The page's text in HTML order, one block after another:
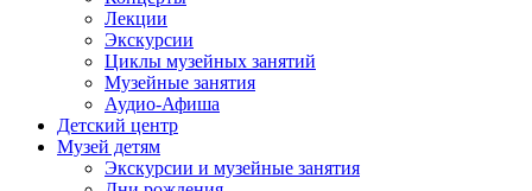
Лекции
Экскурсии
Циклы музейных занятий
Музейные занятия
Аудио-Афиша
Детский центр
Музей детям
Экскурсии и музейные занятия